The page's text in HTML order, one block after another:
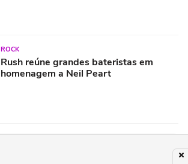
ROCK
Rush reúne grandes bateristas em
homenagem a Neil Peart